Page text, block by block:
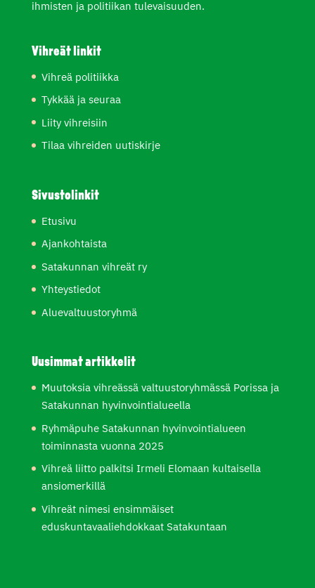
ihmisten ja politiikan tulevaisuuden.
Vihreät linkit
Vihreä politiikka
Tykkää ja seuraa
Liity vihreisiin
Tilaa vihreiden uutiskirje
Sivustolinkit
Etusivu
Ajankohtaista
Satakunnan vihreät ry
Yhteystiedot
Aluevaltuustoryhmä
Uusimmat artikkelit
Muutoksia vihreässä valtuustoryhmässä Porissa ja
Satakunnan hyvinvointialueella
Ryhmäpuhe Satakunnan hyvinvointialueen
toiminnasta vuonna 2025
Vihreä liitto palkitsi Irmeli Elomaan kultaisella
ansiomerkillä
Vihreät nimesi ensimmäiset
eduskuntavaaliehdokkaat Satakuntaan